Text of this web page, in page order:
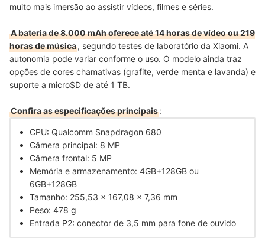
muito mais imersão ao assistir vídeos, filmes e séries.
A bateria de 8.000 mAh oferece até 14 horas de vídeo ou 219
horas de música, segundo testes de laboratório da Xiaomi. A
autonomia pode variar conforme o uso. O modelo ainda traz
opções de cores chamativas (grafite, verde menta e lavanda) e
suporte a microSD de até 1 TB.
Confira as especificações principais:
CPU: Qualcomm Snapdragon 680
Câmera principal: 8 MP
Câmera frontal: 5 MP
Memória e armazenamento: 4GB+128GB ou
6GB+128GB
Tamanho: 255,53 × 167,08 × 7,36 mm
Peso: 478 g
Entrada P2: conector de 3,5 mm para fone de ouvido